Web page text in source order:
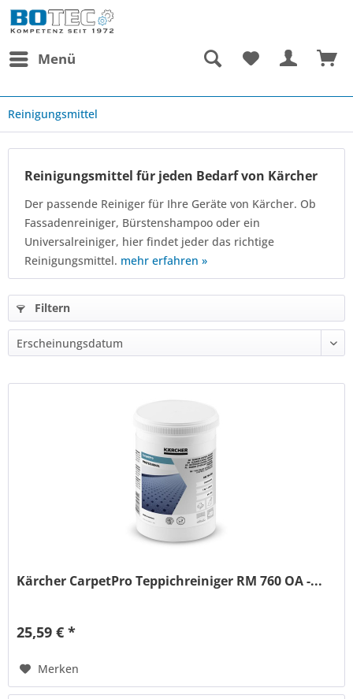
Menü
Reinigungsmittel
Reinigungsmittel für jeden Bedarf von Kärcher
Der passende Reiniger für Ihre Geräte von Kärcher. Ob
Fassadenreiniger, Bürstenshampoo oder ein
Universalreiniger, hier findet jeder das richtige
Reinigungsmittel. mehr erfahren »
Filtern
Kärcher CarpetPro Teppichreiniger RM 760 OA -...
25,59 € *
Merken